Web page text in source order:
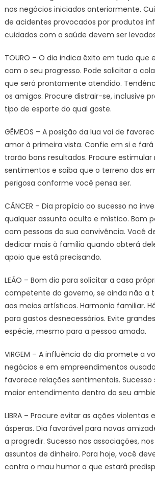
nos negócios iniciados anteriormente.
de acidentes provocados por produtos
cuidados com a saúde devem ser
TOURO – O dia indica êxito em tudo que
com o seu progresso. Pode solicitar a
que será prontamente atendido.
os amigos. Procure distrair-se, inclusive
tipo de esporte do qual goste.
GÊMEOS – A posição da lua vai de
amor à primeira vista. Confie em si e
trarão bons resultados. Procure estimular
sentimentos e saiba que o terreno das
perigosa conforme você pensa ser.
CÂNCER – Dia propício ao sucesso na
qualquer assunto oculto e místico. Bom
com pessoas da sua convivência. Você
dedicar mais à família quando obterá
apoio que está precisando.
LEÃO – Bom dia para solicitar a casa
competente do governo, se ainda não a
aos meios artísticos. Harmonia familiar.
para gastos desnecessários. Evite
espécie, mesmo para a pessoa amada.
VIRGEM – A influência do dia promete a
negócios e em empreendimentos
favorece relações sentimentais. Sucesso
maior entendimento dentro do seu
LIBRA – Procure evitar as ações violentas
ásperas. Dia favorável para novas
a progredir. Sucesso nas associações,
assuntos de dinheiro. Para hoje, você
contra o mau humor a que estará